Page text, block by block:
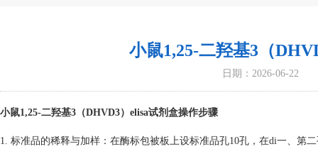
小鼠1,25-二羟基3（
日期：2026-06-22
小鼠1,25-二羟基3（DHVD3）elisa试剂盒操作步骤
1. 标准品的稀释与加样：在酶标包被板上设标准品孔10孔，在di一、第